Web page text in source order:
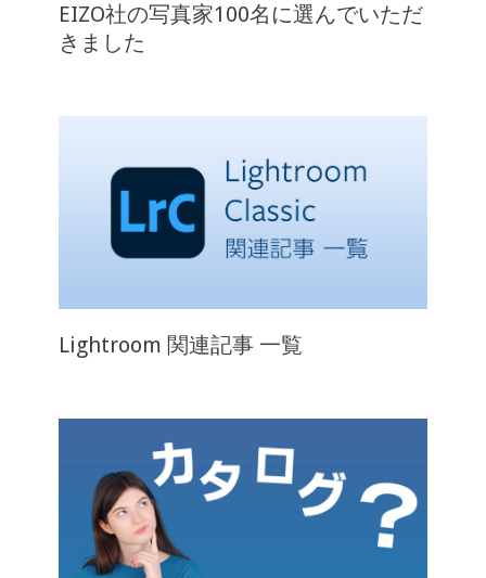
EIZO社の写真家100名に選んでいただ
きました
Lightroom 関連記事 一覧